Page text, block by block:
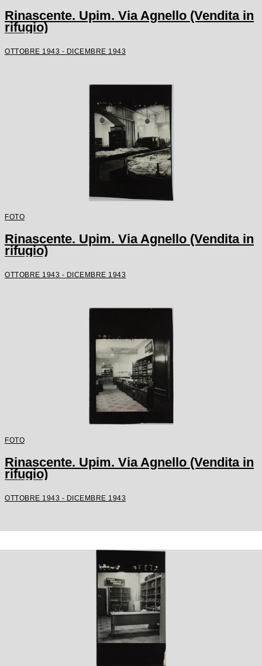
Rinascente. Upim. Via Agnello (Vendita in
rifugio)
OTTOBRE 1943 - DICEMBRE 1943
FOTO
Rinascente. Upim. Via Agnello (Vendita in
rifugio)
OTTOBRE 1943 - DICEMBRE 1943
FOTO
Rinascente. Upim. Via Agnello (Vendita in
rifugio)
OTTOBRE 1943 - DICEMBRE 1943